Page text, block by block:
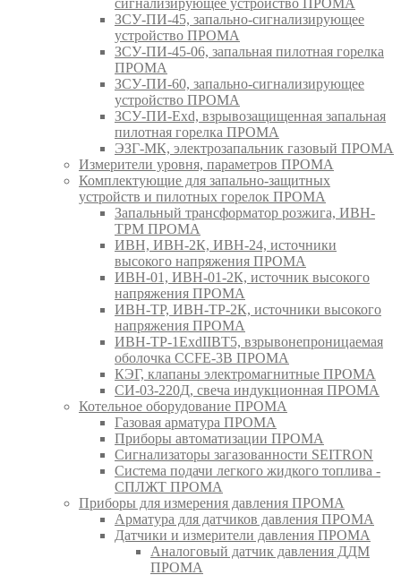
сигнализирующее устройство ПРОМА
ЗСУ-ПИ-45, запально-сигнализирующее
устройство ПРОМА
ЗСУ-ПИ-45-06, запальная пилотная горелка
ПРОМА
ЗСУ-ПИ-60, запально-сигнализирующее
устройство ПРОМА
ЗСУ-ПИ-Exd, взрывозащищенная запальная
пилотная горелка ПРОМА
ЭЗГ-МК, электрозапальник газовый ПРОМА
Измерители уровня, параметров ПРОМА
Комплектующие для запально-защитных
устройств и пилотных горелок ПРОМА
Запальный трансформатор розжига, ИВН-
ТРМ ПРОМА
ИВН, ИВН-2К, ИВН-24, источники
высокого напряжения ПРОМА
ИВН-01, ИВН-01-2К, источник высокого
напряжения ПРОМА
ИВН-ТР, ИВН-ТР-2К, источники высокого
напряжения ПРОМА
ИВН-ТР-1ExdIIBT5, взрывонепроницаемая
оболочка CCFE-3B ПРОМА
КЭГ, клапаны электромагнитные ПРОМА
СИ-03-220Д, свеча индукционная ПРОМА
Котельное оборудование ПРОМА
Газовая арматура ПРОМА
Приборы автоматизации ПРОМА
Сигнализаторы загазованности SEITRON
Система подачи легкого жидкого топлива -
СПЛЖТ ПРОМА
Приборы для измерения давления ПРОМА
Арматура для датчиков давления ПРОМА
Датчики и измерители давления ПРОМА
Аналоговый датчик давления ДДМ
ПРОМА